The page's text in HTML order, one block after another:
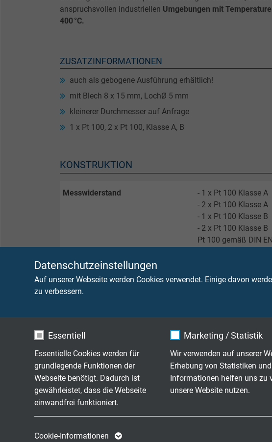
Datenschutzeinstellungen
Auf unserer Webseite werden Cookies verwendet. Einige davon
zu verbessern.
Essentiell
Essentielle Cookies werden für
grundlegende Funktionen der
Webseite benötigt. Dadurch ist
gewährleistet, dass die Webseite
einwandfrei funktioniert.
Marketing / Statistik
Wir verwenden auf unserer
Erhebung von Statistiken
Informationen helfen uns zu
unsere Website nutzen.
Cookie-Informationen
anspruchsvollen industriellen Umgebungen mit
400 °C.
ZUSATZINFORMATIONEN
auch als gebogene Ausführung erhältlich!
mit Blech 8 x 15 mm, LochØ 5 mm
kleinerer Durchmesser auf Anfrage
1 x Pt 100, 2 x Pt 100, Klasse A, B
KONSTRUKTION
Messwiderstand
- 1 x Pt 100 Klasse
- 2 x Pt 100 Klasse A
- 1 x Pt 100 Klasse
- 2 x Pt 100 Klasse B
Pt 100 gemäß DIN
Anschlussarten der Innenleiter
- 3-Leiterschaltung
- 5,0 mm
- 6,0 mm
- 7,0 mm
- 8,0 mm
andere Ausführung -